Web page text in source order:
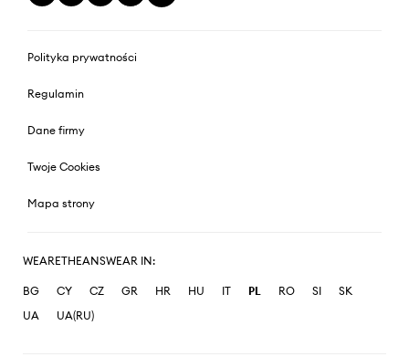
Polityka prywatności
Regulamin
Dane firmy
Twoje Cookies
Mapa strony
WEARETHEANSWEAR IN:
BG CY CZ GR HR HU IT PL RO SI
SK
UA
UA(RU)